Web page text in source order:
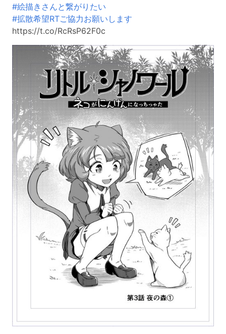
#絵描きさんと繋がりたい
#拡散希望RTご協力お願いします
https://t.co/RcRsP62F0c